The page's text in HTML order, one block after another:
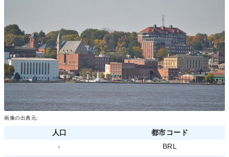
画像の出典元:
人口
都市コード
-
BRL